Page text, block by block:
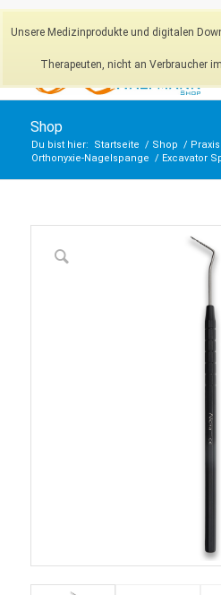
Unsere Medizinprodukte und digitalen
Therapeuten, nicht an Verbraucher
Newsletter
Shop
Du bist hier: Startseite / Shop /
Orthonyxie-Nagelspange / Excavator